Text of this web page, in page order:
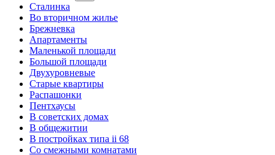
Сталинка
Во вторичном жилье
Брежневка
Апартаменты
Маленькой площади
Большой площади
Двухуровневые
Старые квартиры
Распашонки
Пентхаусы
В советских домах
В общежитии
В постройках типа ii 68
Со смежными комнатами